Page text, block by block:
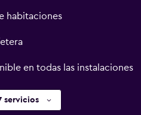
habitaciones
en todas las instalaciones
servicios